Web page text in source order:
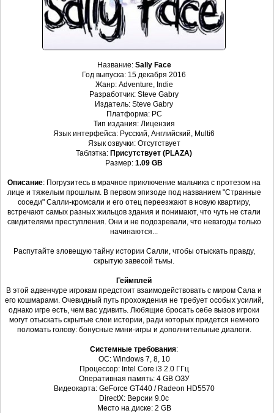
Название: Sally Face
Год выпуска: 15 декабря 2016
Жанр: Adventure, Indie
Разработчик: Steve Gabry
Издатель: Steve Gabry
Платформа: PC
Тип издания: Лицензия
Язык интерфейса: Русский, Английский, Multi6
Язык озвучки: Отсутствует
Таблэтка: Присутствует (PLAZA)
Размер: 1.09 GB
Описание: Погрузитесь в мрачное приключение мальчика с протезом на
лице и тяжелым прошлым. В первом эпизоде под названием "Странные
соседи" Салли-кромсали и его отец переезжают в новую квартиру,
встречают самых разных жильцов здания и понимают, что чуть не стали
свидителями преступления. Они и не подозревали, что невзгоды только
начинаются...
Распутайте зловещую тайну истории Салли, чтобы отыскать правду,
скрытую завесой тьмы.
Геймплей
В этой адвенчуре игрокам предстоит взаимодействовать с миром Сала и
его кошмарами. Очевидный путь прохождения не требует особых усилий,
однако игре есть, чем вас удивить. Любящие бросать себе вызов игроки
могут отыскать скрытые слои истории, ради которых придется немного
поломать голову: бонусные мини-игры и дополнительные диалоги.
Системные требования:
ОС: Windows 7, 8, 10
Процессор: Intel Сore i3 2.0 ГГц
Оперативная память: 4 GB ОЗУ
Видеокарта: GeForce GT440 / Radeon HD5570
DirectX: Версии 9.0c
Место на диске: 2 GB